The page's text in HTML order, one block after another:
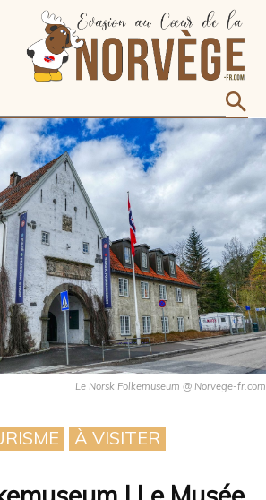
Le Norsk Folkemuseum @ Norvege-fr.com
À VISITER